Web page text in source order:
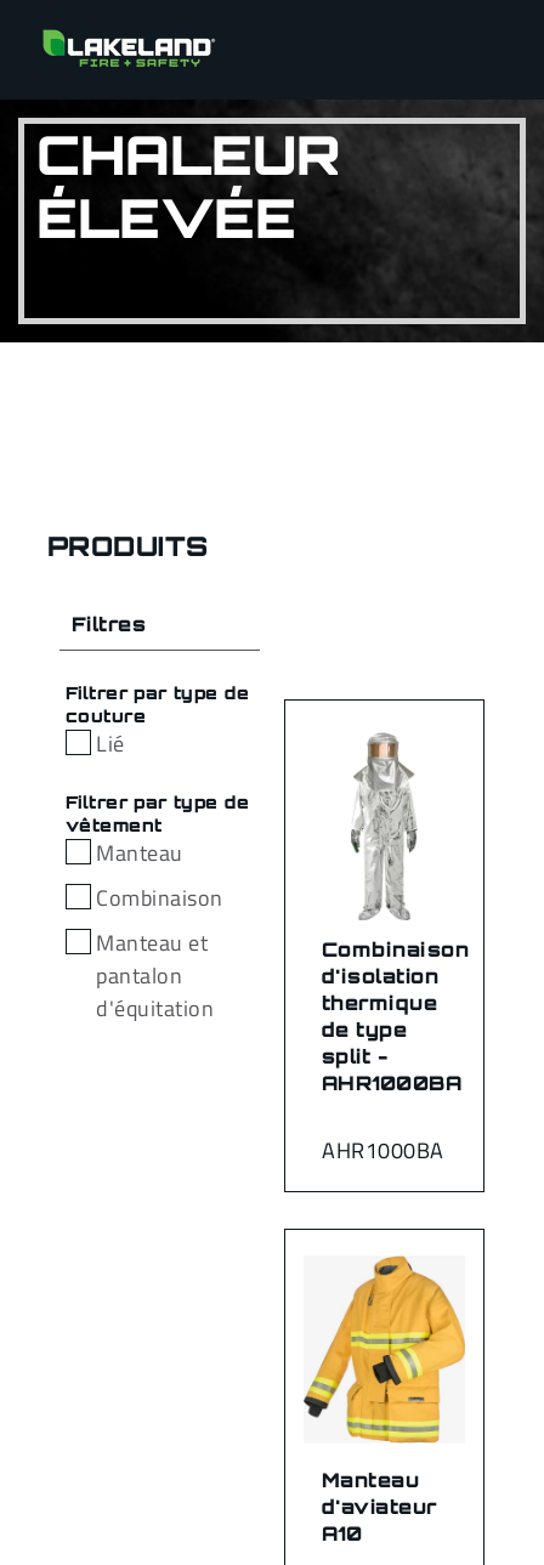
CHALEUR
ÉLEVÉE
PRODUITS
Filtres
Filtrer par type de
couture
Lié
Filtrer par type de
vêtement
Manteau
Combinaison
Manteau et
pantalon
d'équitation
AHR1000BA
Combinaison
d'isolation
thermique
de type
split -
AHR1000BA
Manteau
d'aviateur
A10